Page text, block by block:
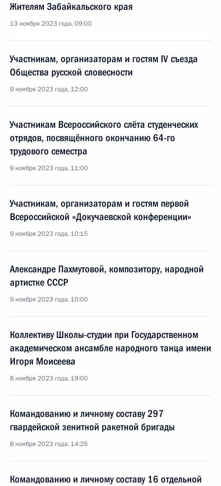
Жителям Забайкальского края
13 ноября 2023 года, 09:00
Участникам, организаторам и гостям IV съезда
Общества русской словесности
9 ноября 2023 года, 12:00
Участникам Всероссийского слёта студенческих
отрядов, посвящённого окончанию 64-го
трудового семестра
9 ноября 2023 года, 11:00
Участникам, организаторам и гостям первой
Всероссийской «Докучаевской конференции»
9 ноября 2023 года, 10:15
Александре Пахмутовой, композитору, народной
артистке СССР
9 ноября 2023 года, 10:00
Коллективу Школы-студии при Государственном
академическом ансамбле народного танца имени
Игоря Моисеева
8 ноября 2023 года, 19:00
Командованию и личному составу 297
гвардейской зенитной ракетной бригады
8 ноября 2023 года, 14:25
Командованию и личному составу 16 отдельной